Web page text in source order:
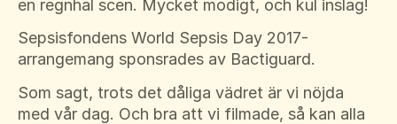
en regnhal scen. Mycket modigt, och kul inslag!
Sepsisfondens World Sepsis Day 2017-
arrangemang sponsrades av Bactiguard.
Som sagt, trots det dåliga vädret är vi nöjda
med vår dag. Och bra att vi filmade, så kan alla